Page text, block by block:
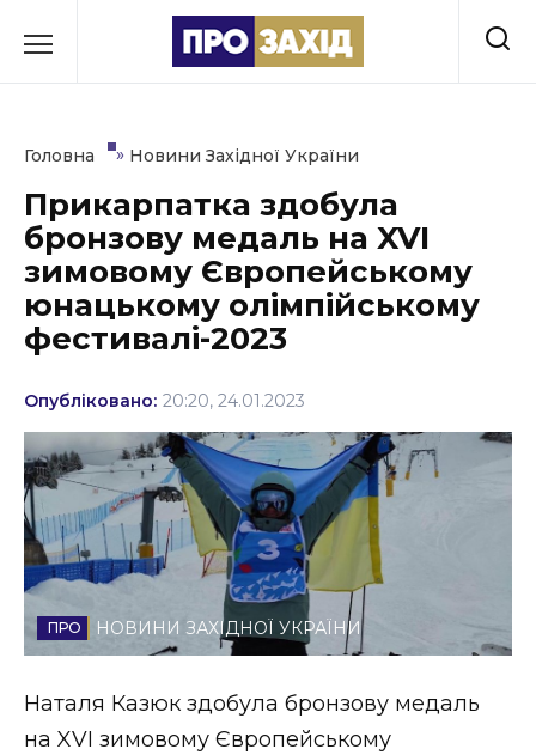
до
Культура
Освіта
Події
Політика
Соціум
Спорт
Стиль життя
Втрачений Ужгород
Головна » Новини Західної України
Прикарпатка здобула
бронзову медаль на XVI
зимовому Європейському
юнацькому олімпійському
фестивалі-2023
Опубліковано: 20:20, 24.01.2023
НОВИНИ ЗАХІДНОЇ УКРАЇНИ
Наталя Казюк здобула бронзову медаль
на XVI зимовому Європейському